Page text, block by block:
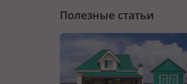
Полезные статьи